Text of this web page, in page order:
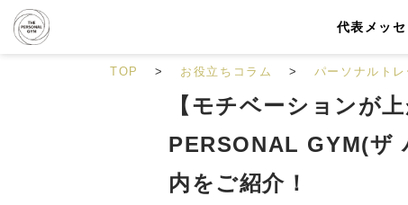
代表メッ
TOP お役立ちコラム パーソナルト
【モチベーションが
PERSONAL GYM(ザ
内をご紹介！